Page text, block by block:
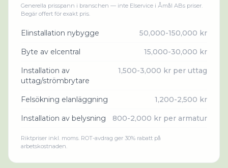
Generella prisspann i branschen — inte Elservice i Åmål ABs priser.
Begär offert för exakt pris.
Elinstallation nybygge 50,000-150,000 kr
Byte av elcentral 15,000-30,000 kr
Installation av
uttag/strömbrytare
1,500-3,000 kr per uttag
Felsökning elanläggning 1,200-2,500 kr
Installation av belysning 800-2,000 kr per armatur
Riktpriser inkl. moms. ROT-avdrag ger 30% rabatt på
arbetskostnaden.